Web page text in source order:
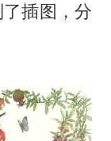
插图，分